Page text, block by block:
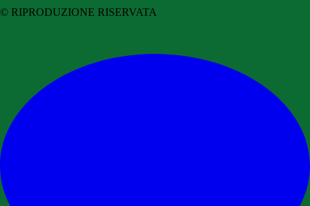
© RIPRODUZIONE RISERVATA